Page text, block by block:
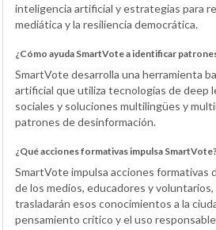
inteligencia artificial y estrategias para
mediática y la resiliencia democrática.
¿Cómo ayuda SmartVote a identificar
SmartVote desarrolla una herramienta
artificial que utiliza tecnologías de deep
sociales y soluciones multilingües y
patrones de desinformación.
¿Qué acciones formativas impulsa SmartVote?
SmartVote impulsa acciones formativas
de los medios, educadores y
trasladarán esos conocimientos a la
pensamiento crítico y el uso